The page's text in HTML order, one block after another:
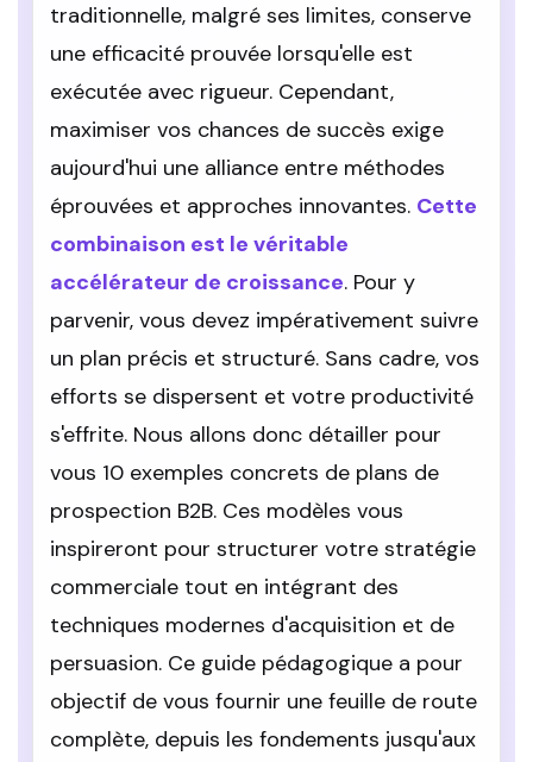
traditionnelle, malgré ses limites, conserve
une efficacité prouvée lorsqu'elle est
exécutée avec rigueur. Cependant,
maximiser vos chances de succès exige
aujourd'hui une alliance entre méthodes
éprouvées et approches innovantes. Cette
combinaison est le véritable
accélérateur de croissance. Pour y
parvenir, vous devez impérativement suivre
un plan précis et structuré. Sans cadre, vos
efforts se dispersent et votre productivité
s'effrite. Nous allons donc détailler pour
vous 10 exemples concrets de plans de
prospection B2B. Ces modèles vous
inspireront pour structurer votre stratégie
commerciale tout en intégrant des
techniques modernes d'acquisition et de
persuasion. Ce guide pédagogique a pour
objectif de vous fournir une feuille de route
complète, depuis les fondements jusqu'aux